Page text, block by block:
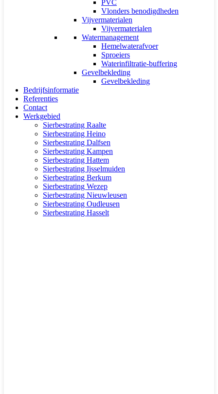
PVC
Vlonders benodigdheden
Vijvermaterialen
Vijvermaterialen
Watermanagement
Hemelwaterafvoer
Sproeiers
Waterinfiltratie-buffering
Gevelbekleding
Gevelbekleding
Bedrijfsinformatie
Referenties
Contact
Werkgebied
Sierbestrating Raalte
Sierbestrating Heino
Sierbestrating Dalfsen
Sierbestrating Kampen
Sierbestrating Hattem
Sierbestrating Ijsselmuiden
Sierbestrating Berkum
Sierbestrating Wezep
Sierbestrating Nieuwleusen
Sierbestrating Oudleusen
Sierbestrating Hasselt